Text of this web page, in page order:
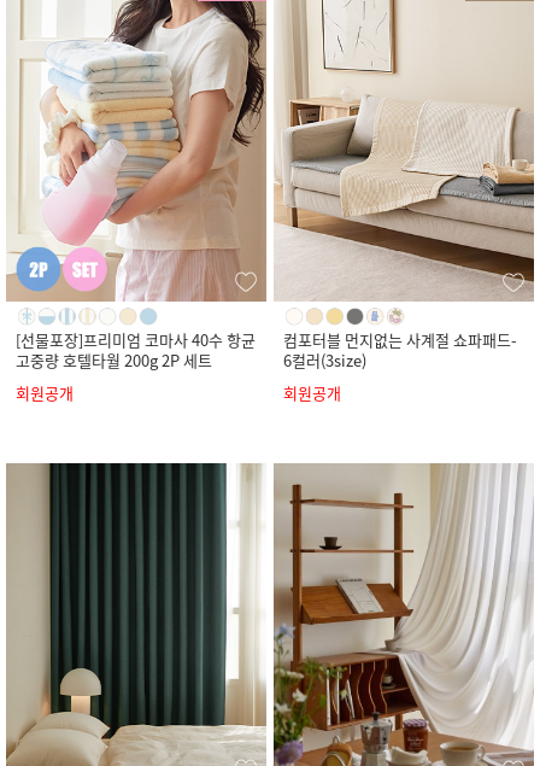
[선물포장]프리미엄 코마사 40수 항균
고중량 호텔타월 200g 2P 세트
회원공개
컴포터블 먼지없는 사계절 쇼파패드-
6컬러(3size)
회원공개